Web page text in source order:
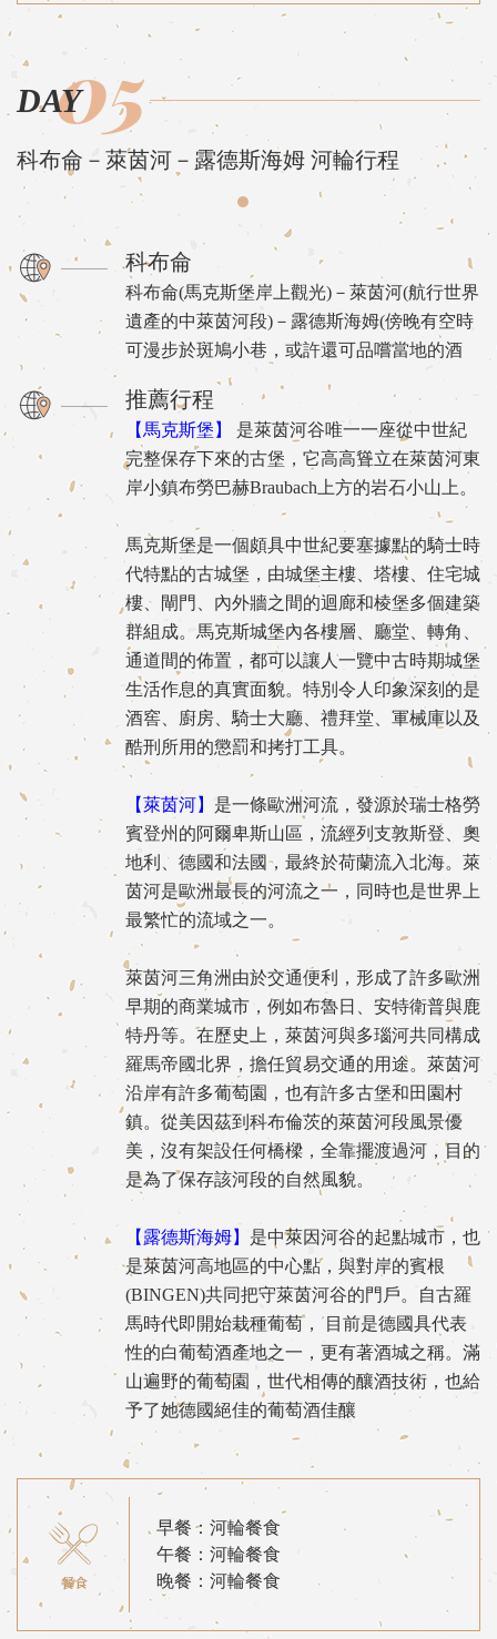
DAY05
科布侖－萊茵河－露德斯海姆 河輪行程
科布侖
科布侖(馬克斯堡岸上觀光)－萊茵河(航行世界
遺產的中萊茵河段)－露德斯海姆(傍晚有空時
可漫步於斑鳩小巷，或許還可品嚐當地的酒
推薦行程
【馬克斯堡】
是萊茵河谷唯一一座從中世紀
完整保存下來的古堡，它高高聳立在萊茵河東
岸小鎮布勞巴赫Braubach上方的岩石小山上。
馬克斯堡是一個頗具中世紀要塞據點的騎士時
代特點的古城堡，由城堡主樓、塔樓、住宅城
樓、閘門、內外牆之間的迴廊和棱堡多個建築
群組成。馬克斯城堡內各樓層、廳堂、轉角、
通道間的佈置，都可以讓人一覽中古時期城堡
生活作息的真實面貌。特別令人印象深刻的是
酒窖、廚房、騎士大廳、禮拜堂、軍械庫以及
酷刑所用的懲罰和拷打工具。
【萊茵河】 是一條歐洲河流，發源於瑞士格勞
賓登州的阿爾卑斯山區，流經列支敦斯登、奧
地利、德國和法國，最終於荷蘭流入北海。萊
茵河是歐洲最長的河流之一，同時也是世界上
最繁忙的流域之一。
萊茵河三角洲由於交通便利，形成了許多歐洲
早期的商業城市，例如布魯日、安特衛普與鹿
特丹等。在歷史上，萊茵河與多瑙河共同構成
羅馬帝國北界，擔任貿易交通的用途。萊茵河
沿岸有許多葡萄園，也有許多古堡和田園村
鎮。從美因茲到科布倫茨的萊茵河段風景優
美，沒有架設任何橋樑，全靠擺渡過河，目的
是為了保存該河段的自然風貌。
【露德斯海姆】 是中萊因河谷的起點城市，也
是萊茵河高地區的中心點，與對岸的賓根
(BINGEN)共同把守萊茵河谷的門戶。自古羅
馬時代即開始栽種葡萄， 目前是德國具代表
性的白葡萄酒產地之一，更有著酒城之稱。滿
山遍野的葡萄園，世代相傳的釀酒技術，也給
予了她德國絕佳的葡萄酒佳釀
早餐：河輪餐食
午餐：河輪餐食
晚餐：河輪餐食